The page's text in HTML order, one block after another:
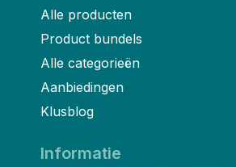
Alle producten
Product bundels
Alle categorieën
Aanbiedingen
Klusblog
Informatie